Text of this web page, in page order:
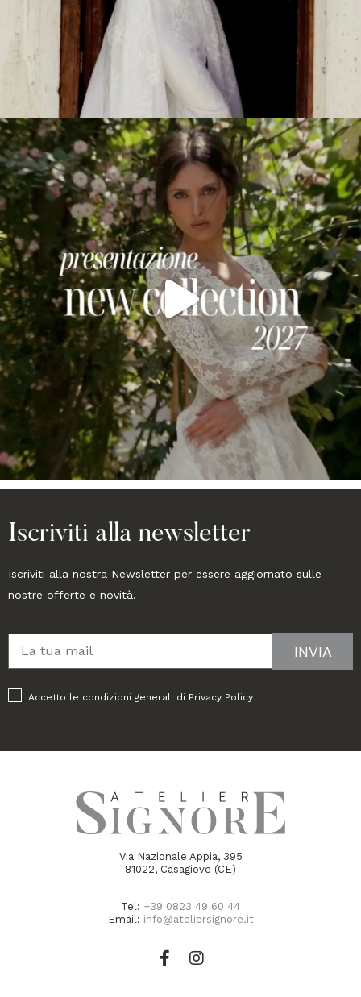
Iscriviti alla newsletter
Iscriviti alla nostra Newsletter per essere aggiornato sulle
nostre offerte e novità.
Accetto le condizioni generali di Privacy Policy
Via Nazionale Appia, 395
81022, Casagiove (CE)
Tel: +39 0823 49 60 44
Email: info@ateliersignore.it